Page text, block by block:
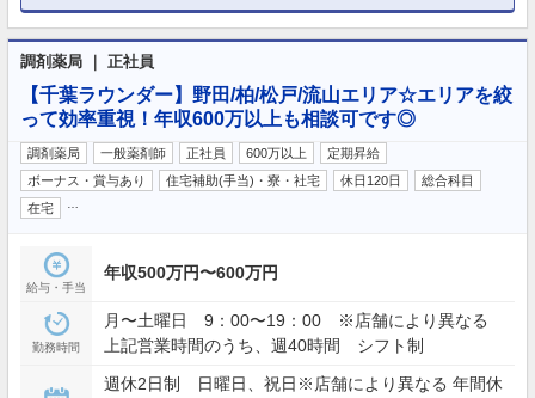
調剤薬局 ｜ 正社員
【千葉ラウンダー】野田/柏/松戸/流山エリア☆エリアを絞
って効率重視！年収600万以上も相談可です◎
調剤薬局 一般薬剤師 正社員 600万以上
定期昇給
ボーナス・賞与あり
住宅補助(手当)・寮・社宅 休日120日
総合科目
在宅
給与・手当
年収500万円〜600万円
勤務時間
月〜土曜日 9：00〜19：00 ※店舗により異なる
上記営業時間のうち、週40時間 シフト制
週休2日制 日曜日、祝日※店舗により異なる 年間休